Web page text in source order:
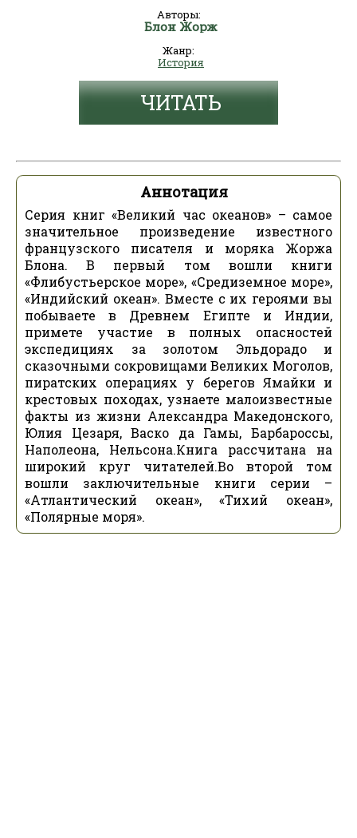
Авторы:
Блон Жорж
Жанр:
История
ЧИТАТЬ
Аннотация
Серия книг «Великий час океанов» – самое
значительное произведение известного
французского писателя и моряка Жоржа
Блона. В первый том вошли книги
«Флибустьерское море», «Средиземное море»,
«Индийский океан». Вместе с их героями вы
побываете в Древнем Египте и Индии,
примете участие в полных опасностей
экспедициях за золотом Эльдорадо и
сказочными сокровищами Великих Моголов,
пиратских операциях у берегов Ямайки и
крестовых походах, узнаете малоизвестные
факты из жизни Александра Македонского,
Юлия Цезаря, Васко да Гамы, Барбароссы,
Наполеона, Нельсона.Книга рассчитана на
широкий круг читателей.Во второй том
вошли заключительные книги серии –
«Атлантический океан», «Тихий океан»,
«Полярные моря».